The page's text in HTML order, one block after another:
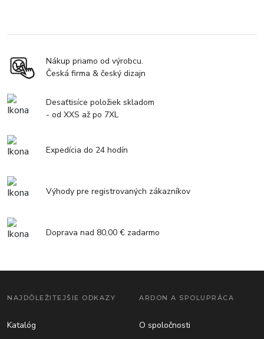
Nákup priamo od výrobcu.
Česká firma & český dizajn
Desaťtisíce položiek skladom
- od XXS až po 7XL
Expedícia do 24 hodín
Výhody pre registrovaných zákazníkov
Doprava nad 80,00 € zadarmo
NAJDÔLEŽITEJŠIE ODKAZY
Katalóg
ARDON A SPOLUPRÁCA
O spoločnosti